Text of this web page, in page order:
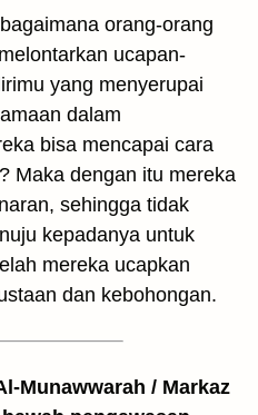
orang-orang
ucapan-
yang menyerupai
dalam
bisa mencapai cara
Maka dengan itu mereka
sehingga tidak
kepadanya untuk
mereka ucapkan
dan kebohongan.
Munawwarah / Markaz